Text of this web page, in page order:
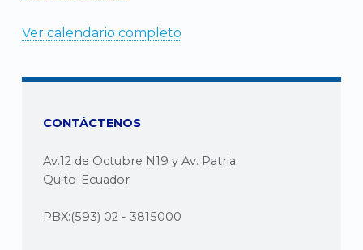
Ver calendario completo
CONTÁCTENOS
Av.12 de Octubre N19 y Av. Patria
Quito-Ecuador
PBX:(593) 02 - 3815000